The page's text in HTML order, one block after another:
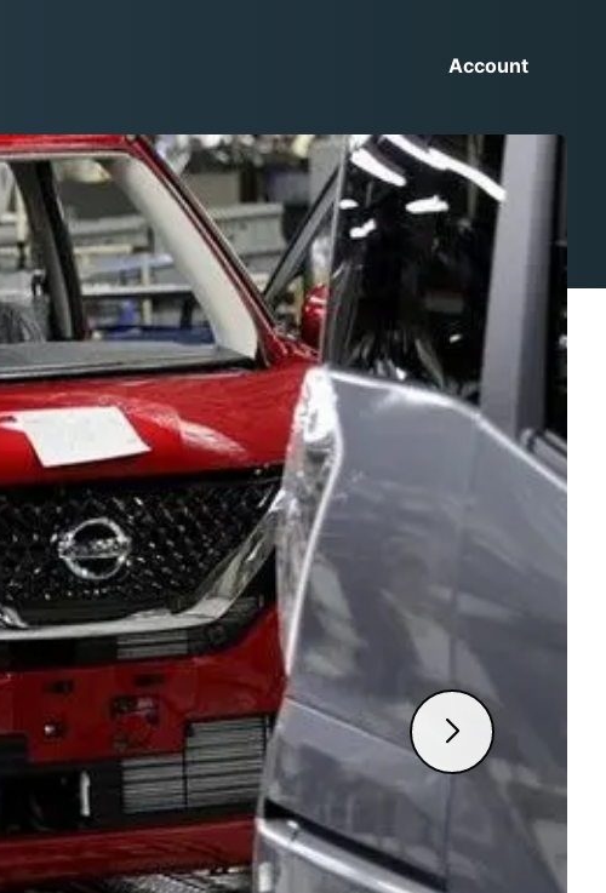
Account